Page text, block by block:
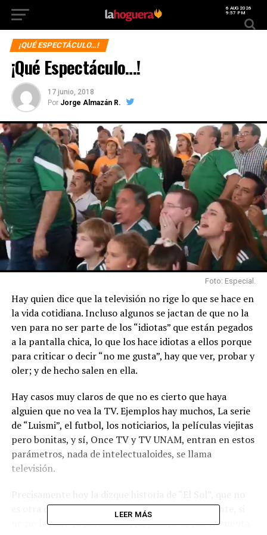
6 AUG 2026
9:57 PM
¡QUÉ ESPECTÁCULO…!
¡Qué Espectáculo…!
17 junio, 2018
Por Jorge Almazán R.
Foto: Especial.
Hay quien dice que la televisión no rige lo que se hace en
la vida cotidiana. Incluso algunos se jactan de que no la
ven para no ser parte de los “idiotas” que están pegados
a la pantalla chica, lo que los hace idiotas a ellos porque
para criticar o decir “no me gusta”, hay que ver, probar y
oler; y de hecho salen en ella.
Hay casos muy claros de que no es cierto que haya
alguien que no vea la TV. Ejemplos hay muchos, La serie
de “Luismi”, el futbol, los noticiarios, la películas viejitas
pero bonitas, y sí, Once TV y TV UNAM, entran en estos
parámetros, nada de intelectualoides, se llama
televisión.
es otra cosa que una oda a la egolatría del cantante, si
no no la hubiera autorizado, ha puesto de nueva cuenta
LEER MÁS